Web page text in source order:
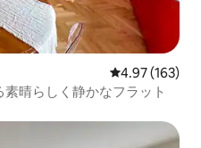
レビュー163
4.97 (163)
晴らしく静かなフラット